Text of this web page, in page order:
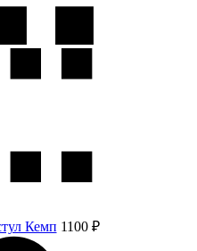
Кемп 1100 ₽